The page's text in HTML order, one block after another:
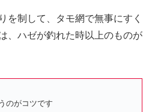
を制して、タモ網で無事にすく
、ハゼが釣れた時以上のものが
のがコツです